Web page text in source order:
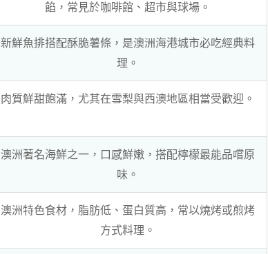
餡，常見於咖啡館、超市與球場。
新鮮魚排搭配酥脆薯條，是澳洲海港城市必吃經典料
理。
肉質鮮甜飽滿，尤其在雪梨與西澳地區相當受歡迎。
澳洲著名海鮮之一，口感鮮嫩，搭配檸檬最能品嚐原
味。
澳洲特色食材，脂肪低、蛋白質高，常以燒烤或煎烤
方式料理。